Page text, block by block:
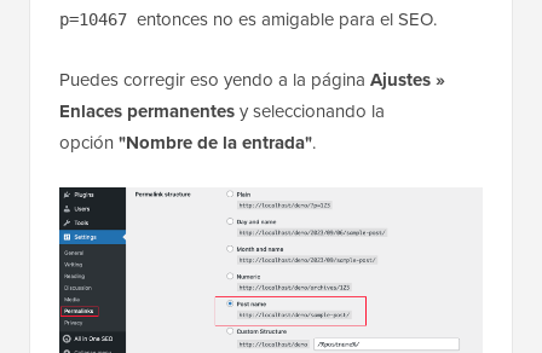
p=10467 entonces no es amigable para el SEO.
Puedes corregir eso yendo a la página Ajustes »
Enlaces permanentesy seleccionando la
opción "Nombre de la entrada".